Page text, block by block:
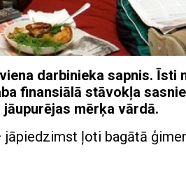
darbinieka sapnis.
finansiālā stāvokļa
mērķa vārdā.
ļoti bagātā